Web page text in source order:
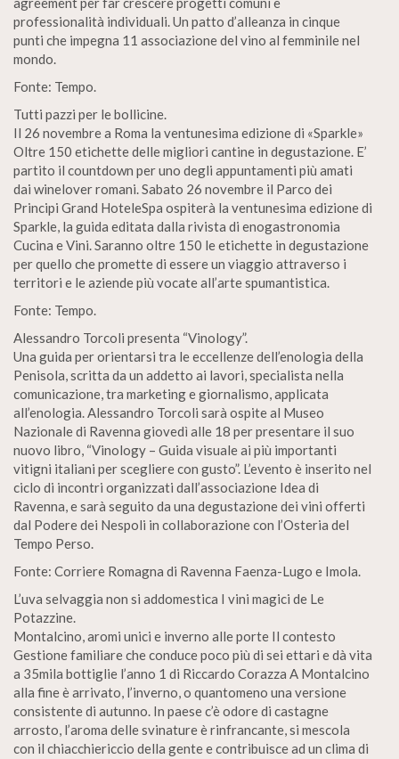
professionalità individuali. Un patto d’alleanza in cinque
punti che impegna 11 associazione del vino al femminile nel
mondo.
Fonte: Tempo.
Tutti pazzi per le bollicine.
Il 26 novembre a Roma la ventunesima edizione di «Sparkle»
Oltre 150 etichette delle migliori cantine in degustazione. E’
partito il countdown per uno degli appuntamenti più amati
dai winelover romani. Sabato 26 novembre il Parco dei
Principi Grand HoteleSpa ospiterà la ventunesima edizione di
Sparkle, la guida editata dalla rivista di enogastronomia
Cucina e Vini. Saranno oltre 150 le etichette in degustazione
per quello che promette di essere un viaggio attraverso i
territori e le aziende più vocate all’arte spumantistica.
Fonte: Tempo.
Alessandro Torcoli presenta “Vinology”.
Una guida per orientarsi tra le eccellenze dell’enologia della
Penisola, scritta da un addetto ai lavori, specialista nella
comunicazione, tra marketing e giornalismo, applicata
all’enologia. Alessandro Torcoli sarà ospite al Museo
Nazionale di Ravenna giovedì alle 18 per presentare il suo
nuovo libro, “Vinology – Guida visuale ai più importanti
vitigni italiani per scegliere con gusto”. L’evento è inserito nel
ciclo di incontri organizzati dall’associazione Idea di
Ravenna, e sarà seguito da una degustazione dei vini offerti
dal Podere dei Nespoli in collaborazione con l’Osteria del
Tempo Perso.
Fonte: Corriere Romagna di Ravenna Faenza-Lugo e Imola.
L’uva selvaggia non si addomestica I vini magici de Le
Potazzine.
Montalcino, aromi unici e inverno alle porte Il contesto
Gestione familiare che conduce poco più di sei ettari e dà vita
a 35mila bottiglie l’anno 1 di Riccardo Corazza A Montalcino
alla fine è arrivato, l’inverno, o quantomeno una versione
consistente di autunno. In paese c’è odore di castagne
arrosto, l’aroma delle svinature è rinfrancante, si mescola
con il chiacchiericcio della gente e contribuisce ad un clima di